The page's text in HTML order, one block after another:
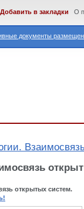
документы
Добавить в закладки О
открытых систем.